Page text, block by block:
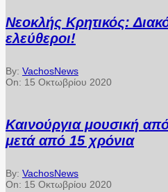
Νεοκλής Κρητικός:
ελεύθεροι!
By: VachosNews
On: 15 Οκτωβρίου 2020
Καινούργια μουσική
μετά από 15 χρόνια
By: VachosNews
On: 15 Οκτωβρίου 2020